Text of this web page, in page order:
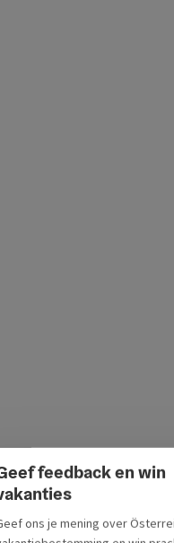
feedback en win
ons je mening over